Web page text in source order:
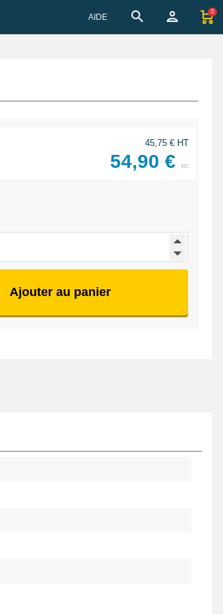
AIDE
0
45,75 € HT
54,90 € ttc
Ajouter au panier